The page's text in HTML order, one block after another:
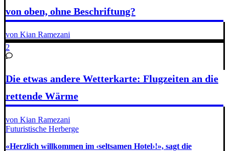
von oben, ohne Beschriftung?
von Kian Ramezani
2
Die etwas andere Wetterkarte: Flugzeiten an die
rettende Wärme
von Kian Ramezani
Futuristische Herberge
«Herzlich willkommen im ‹seltsamen Hotel›!», sagt die